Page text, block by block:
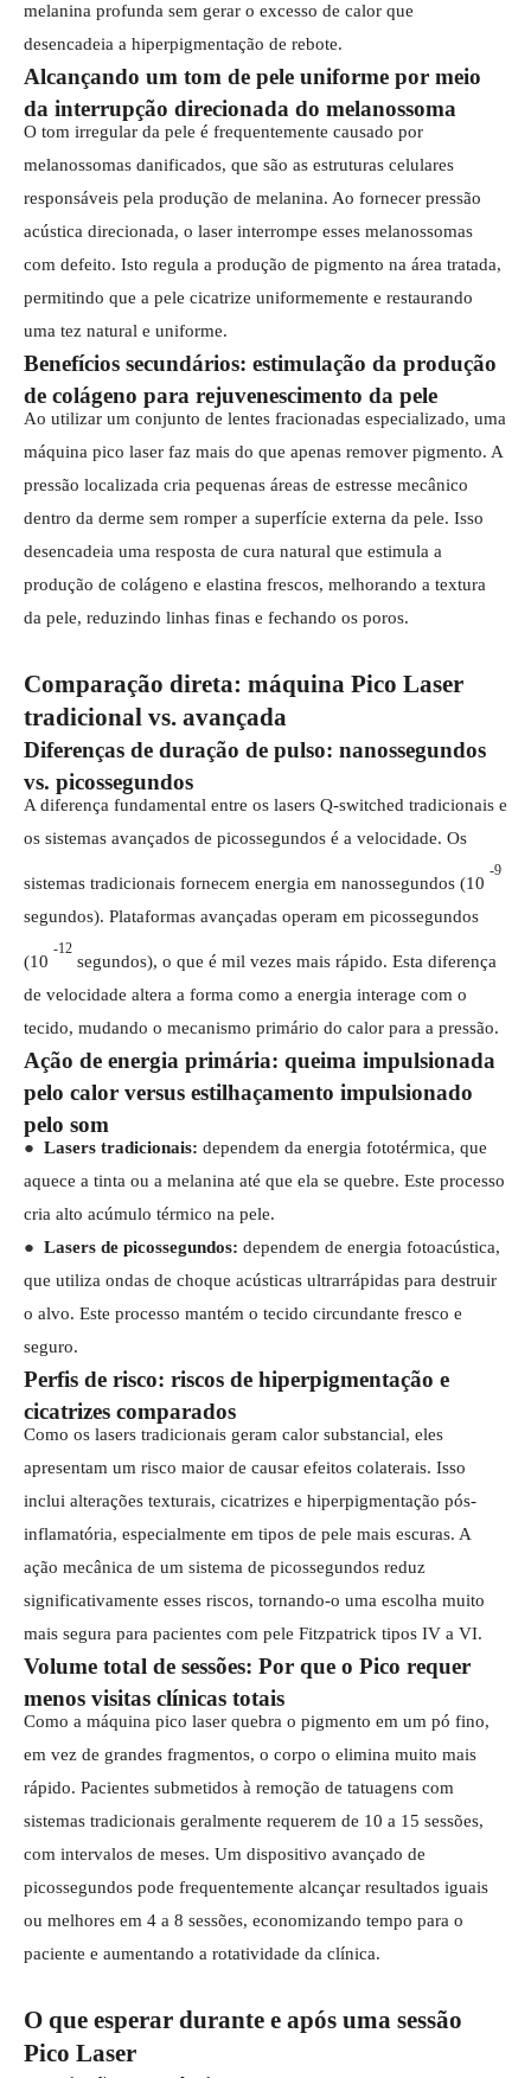
melanina profunda sem gerar o excesso de calor que
desencadeia a hiperpigmentação de rebote.
Alcançando um tom de pele uniforme por meio
da interrupção direcionada do melanossoma
O tom irregular da pele é frequentemente causado por
melanossomas danificados, que são as estruturas celulares
responsáveis ​​pela produção de melanina. Ao fornecer pressão
acústica direcionada, o laser interrompe esses melanossomas
com defeito. Isto regula a produção de pigmento na área tratada,
permitindo que a pele cicatrize uniformemente e restaurando
uma tez natural e uniforme.
Benefícios secundários: estimulação da produção
de colágeno para rejuvenescimento da pele
Ao utilizar um conjunto de lentes fracionadas especializado, uma
máquina pico laser faz mais do que apenas remover pigmento. A
pressão localizada cria pequenas áreas de estresse mecânico
dentro da derme sem romper a superfície externa da pele. Isso
desencadeia uma resposta de cura natural que estimula a
produção de colágeno e elastina frescos, melhorando a textura
da pele, reduzindo linhas finas e fechando os poros.
Comparação direta: máquina Pico Laser
tradicional vs. avançada
Diferenças de duração de pulso: nanossegundos
vs. picossegundos
A diferença fundamental entre os lasers Q-switched tradicionais e
os sistemas avançados de picossegundos é a velocidade. Os
sistemas tradicionais fornecem energia em nanossegundos (10
-9
segundos). Plataformas avançadas operam em picossegundos
(10
-12
segundos), o que é mil vezes mais rápido. Esta diferença
de velocidade altera a forma como a energia interage com o
tecido, mudando o mecanismo primário do calor para a pressão.
Ação de energia primária: queima impulsionada
pelo calor versus estilhaçamento impulsionado
pelo som
● Lasers tradicionais: dependem da energia fototérmica, que
aquece a tinta ou a melanina até que ela se quebre. Este processo
cria alto acúmulo térmico na pele.
● Lasers de picossegundos: dependem de energia fotoacústica,
que utiliza ondas de choque acústicas ultrarrápidas para destruir
o alvo. Este processo mantém o tecido circundante fresco e
seguro.
Perfis de risco: riscos de hiperpigmentação e
cicatrizes comparados
Como os lasers tradicionais geram calor substancial, eles
apresentam um risco maior de causar efeitos colaterais. Isso
inclui alterações texturais, cicatrizes e hiperpigmentação pós-
inflamatória, especialmente em tipos de pele mais escuras. A
ação mecânica de um sistema de picossegundos reduz
significativamente esses riscos, tornando-o uma escolha muito
mais segura para pacientes com pele Fitzpatrick tipos IV a VI.
Volume total de sessões: Por que o Pico requer
menos visitas clínicas totais
Como a máquina pico laser quebra o pigmento em um pó fino,
em vez de grandes fragmentos, o corpo o elimina muito mais
rápido. Pacientes submetidos à remoção de tatuagens com
sistemas tradicionais geralmente requerem de 10 a 15 sessões,
com intervalos de meses. Um dispositivo avançado de
picossegundos pode frequentemente alcançar resultados iguais
ou melhores em 4 a 8 sessões, economizando tempo para o
paciente e aumentando a rotatividade da clínica.
O que esperar durante e após uma sessão
Pico Laser